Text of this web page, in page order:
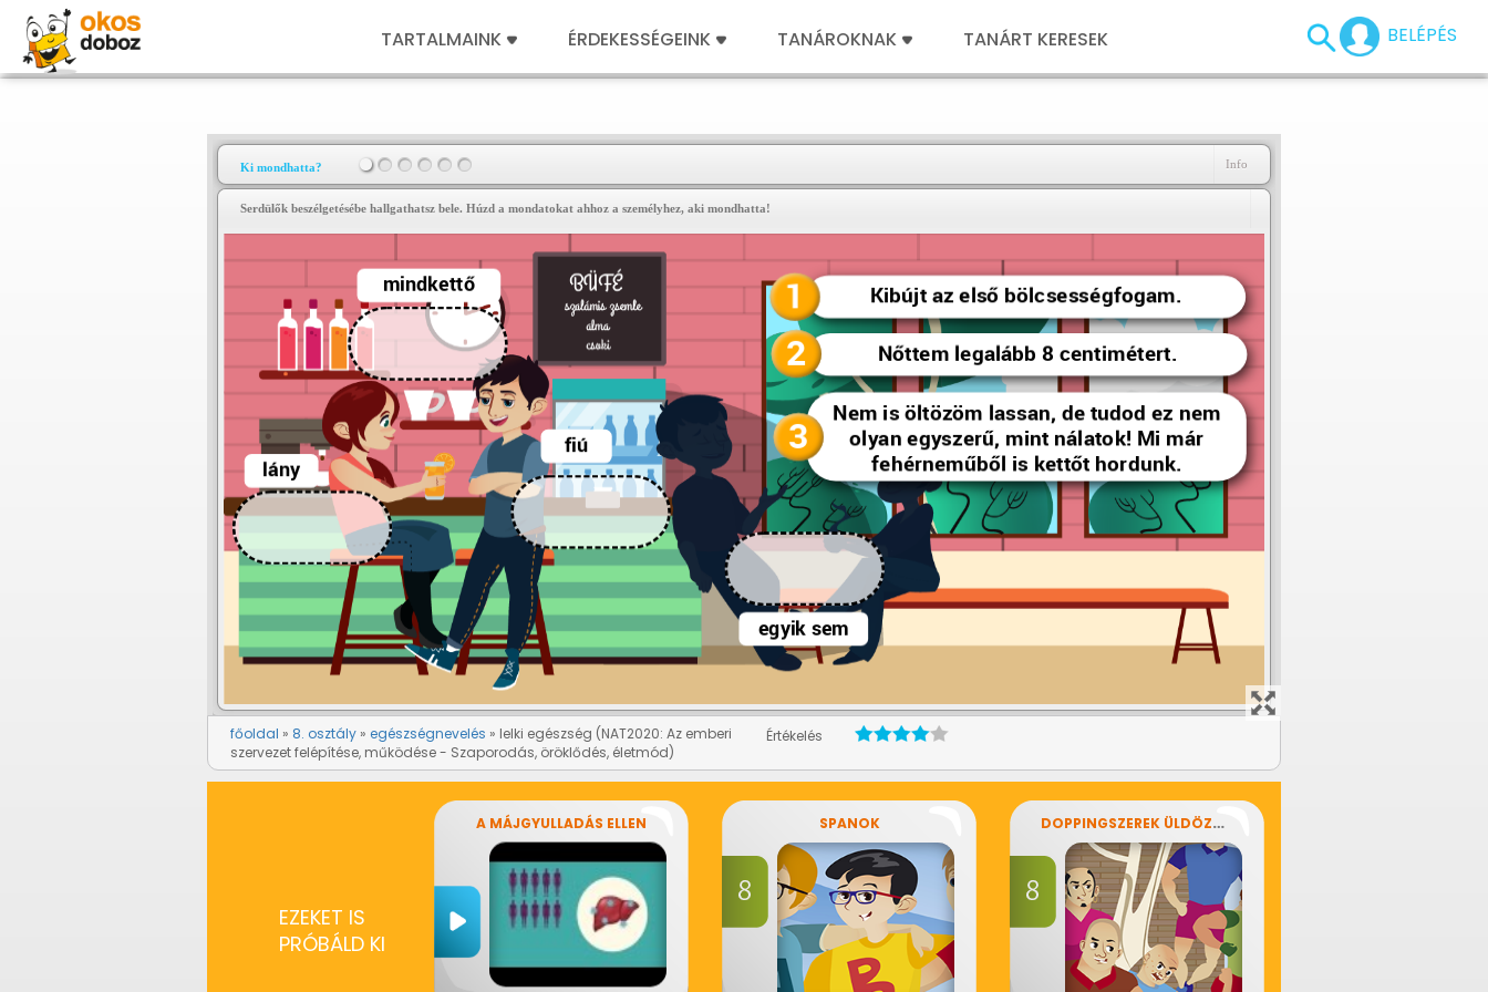
BELÉPÉS
TARTALMAINK ÉRDEKESSÉGEINK TANÁROKNAK TANÁRT KERESEK
főoldal 8. osztály egészségnevelés
lelki egészség (NAT2020: Az emberi
szervezet felépítése, működése - Szaporodás, öröklődés, életmód)
Értékelés
EZEKET IS
PRÓBÁLD KI
A MÁJGYULLADÁS ELLEN SPANOK DOPPINGSZEREK ÜLDÖZŐBEN